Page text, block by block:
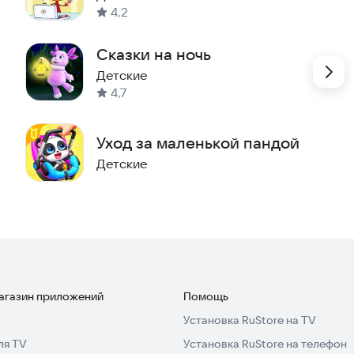
стесняйтесь написать нам на
4,2
Сказки на ночь
Детские
4,7
Уход за маленькой пандой
Детские
приложений
TV
Помощь
Установка RuStore на TV
Установка RuStore на телефон